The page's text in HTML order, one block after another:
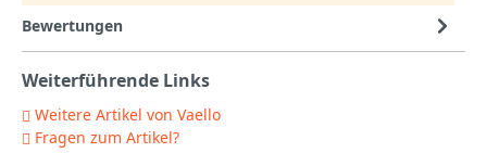
Bewertungen
Weiterführende Links
Weitere Artikel von Vaello
Fragen zum Artikel?